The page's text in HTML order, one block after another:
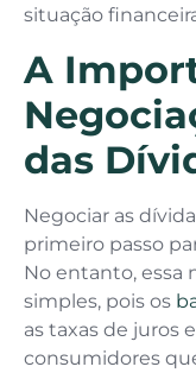
situação
A
das
Negociar as
primeiro passo
No entanto, essa
simples, pois os
as taxas de juros
consumidores